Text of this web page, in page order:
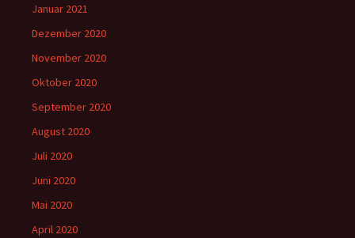
Januar 2021
Dezember 2020
November 2020
Oktober 2020
September 2020
August 2020
Juli 2020
Juni 2020
Mai 2020
April 2020